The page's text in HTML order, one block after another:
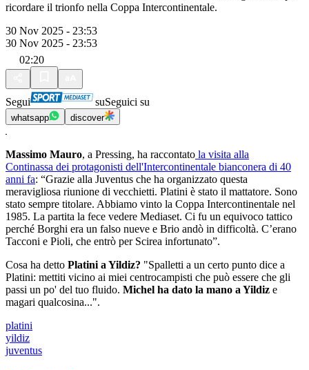
ricordare il trionfo nella Coppa Intercontinentale.
30 Nov 2025 - 23:53
30 Nov 2025 - 23:53
02:20
Segui suSeguici su
whatsapp discover
Massimo Mauro, a Pressing, ha raccontato la visita alla
Continassa dei protagonisti dell'Intercontinentale bianconera di 40
anni fa: “Grazie alla Juventus che ha organizzato questa
meravigliosa riunione di vecchietti. Platini è stato il mattatore. Sono
stato sempre titolare. Abbiamo vinto la Coppa Intercontinentale nel
1985. La partita la fece vedere Mediaset. Ci fu un equivoco tattico
perché Borghi era un falso nueve e Brio andò in difficoltà. C’erano
Tacconi e Pioli, che entrò per Scirea infortunato”.
Cosa ha detto Platini a Yildiz? "Spalletti a un certo punto dice a
Platini: mettiti vicino ai miei centrocampisti che può essere che gli
passi un po' del tuo fluido. Michel ha dato la mano a Yildiz e
magari qualcosina...".
platini
yildiz
juventus